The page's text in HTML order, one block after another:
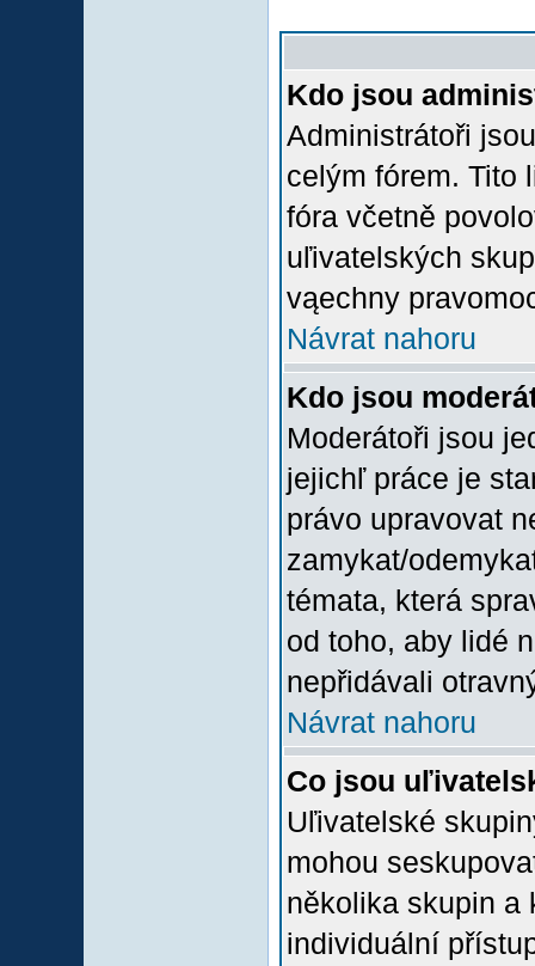
Kdo jsou
Administrátoři
celým fórem. Tito
fóra včetně
uľivatelských
vąechny
Návrat nahoru
Kdo jsou
Moderátoři jsou
jejichľ práce je
právo upravovat
zamykat/
témata, která
od toho, aby lidé
nepřidávali
Návrat nahoru
Co jsou
Uľivatelské
mohou
několika skupin a
individuální